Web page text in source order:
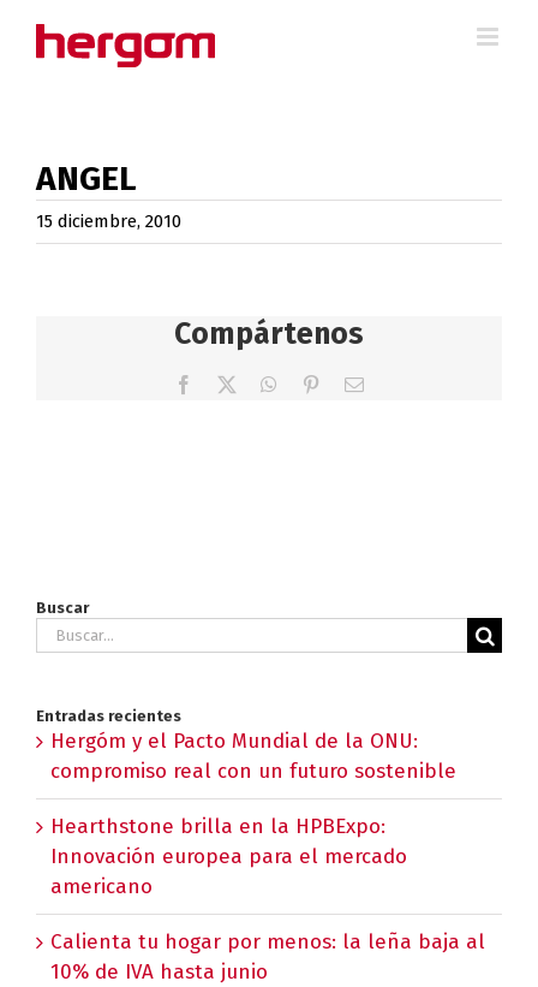
ANGEL
15 diciembre, 2010
Compártenos
Facebook WhatsApp
PinterestCorreo
Buscar
Buscar:
Entradas recientes
Hergóm y el Pacto Mundial de la ONU:
compromiso real con un futuro sostenible
Hearthstone brilla en la HPBExpo:
Innovación europea para el mercado
americano
Calienta tu hogar por menos: la leña baja al
10% de IVA hasta junio